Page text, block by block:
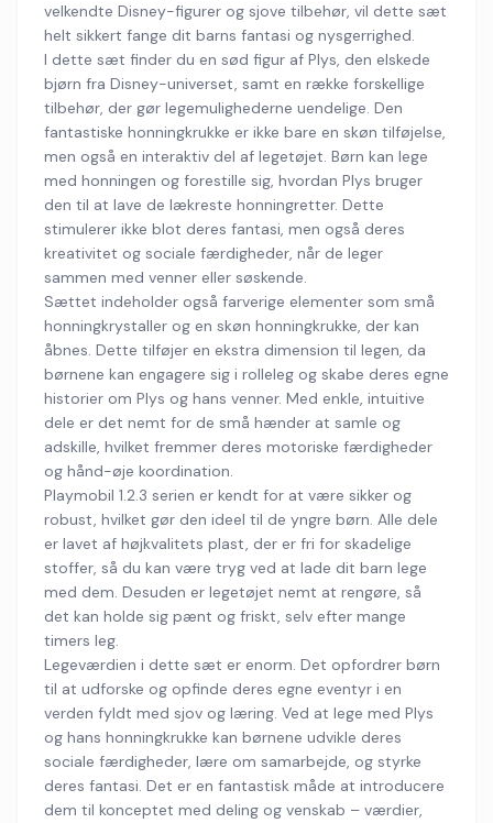
velkendte Disney-figurer og sjove tilbehør, vil dette sæt
helt sikkert fange dit barns fantasi og nysgerrighed.
I dette sæt finder du en sød figur af Plys, den elskede
bjørn fra Disney-universet, samt en række forskellige
tilbehør, der gør legemulighederne uendelige. Den
fantastiske honningkrukke er ikke bare en skøn tilføjelse,
men også en interaktiv del af legetøjet. Børn kan lege
med honningen og forestille sig, hvordan Plys bruger
den til at lave de lækreste honningretter. Dette
stimulerer ikke blot deres fantasi, men også deres
kreativitet og sociale færdigheder, når de leger
sammen med venner eller søskende.
Sættet indeholder også farverige elementer som små
honningkrystaller og en skøn honningkrukke, der kan
åbnes. Dette tilføjer en ekstra dimension til legen, da
børnene kan engagere sig i rolleleg og skabe deres egne
historier om Plys og hans venner. Med enkle, intuitive
dele er det nemt for de små hænder at samle og
adskille, hvilket fremmer deres motoriske færdigheder
og hånd-øje koordination.
Playmobil 1.2.3 serien er kendt for at være sikker og
robust, hvilket gør den ideel til de yngre børn. Alle dele
er lavet af højkvalitets plast, der er fri for skadelige
stoffer, så du kan være tryg ved at lade dit barn lege
med dem. Desuden er legetøjet nemt at rengøre, så
det kan holde sig pænt og friskt, selv efter mange
timers leg.
Legeværdien i dette sæt er enorm. Det opfordrer børn
til at udforske og opfinde deres egne eventyr i en
verden fyldt med sjov og læring. Ved at lege med Plys
og hans honningkrukke kan børnene udvikle deres
sociale færdigheder, lære om samarbejde, og styrke
deres fantasi. Det er en fantastisk måde at introducere
dem til konceptet med deling og venskab – værdier,